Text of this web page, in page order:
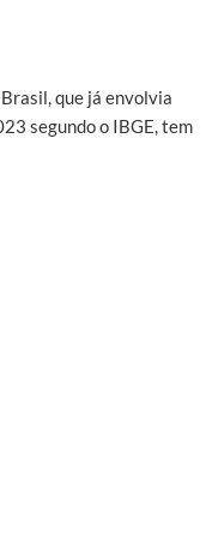
que já envolvia
segundo o IBGE, tem